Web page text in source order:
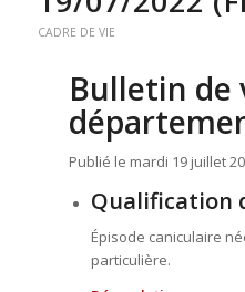
CADRE DE VIE
Bulletin de
Publié le mardi 19 juillet
Qualification
Épisode caniculaire
particulière.